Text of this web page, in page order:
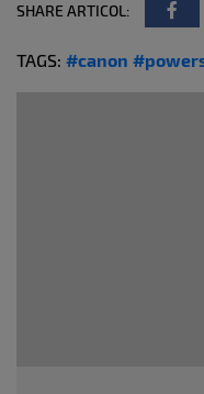
SHARE ARTICOL:
TAGS: #canon